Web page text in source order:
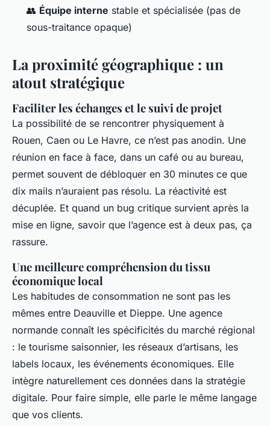
👥 Équipe interne stable et spécialisée (pas de
sous-traitance opaque)
La proximité géographique : un
atout stratégique
Faciliter les échanges et le suivi de projet
La possibilité de se rencontrer physiquement à
Rouen, Caen ou Le Havre, ce n’est pas anodin. Une
réunion en face à face, dans un café ou au bureau,
permet souvent de débloquer en 30 minutes ce que
dix mails n’auraient pas résolu. La réactivité est
décuplée. Et quand un bug critique survient après la
mise en ligne, savoir que l’agence est à deux pas, ça
rassure.
Une meilleure compréhension du tissu
économique local
Les habitudes de consommation ne sont pas les
mêmes entre Deauville et Dieppe. Une agence
normande connaît les spécificités du marché régional
: le tourisme saisonnier, les réseaux d’artisans, les
labels locaux, les événements économiques. Elle
intègre naturellement ces données dans la stratégie
digitale. Pour faire simple, elle parle le même langage
que vos clients.